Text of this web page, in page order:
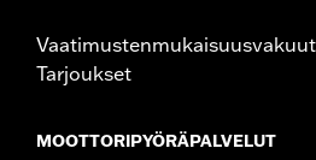
Tarjoukset
MOOTTORIPYÖRÄPALVELUT